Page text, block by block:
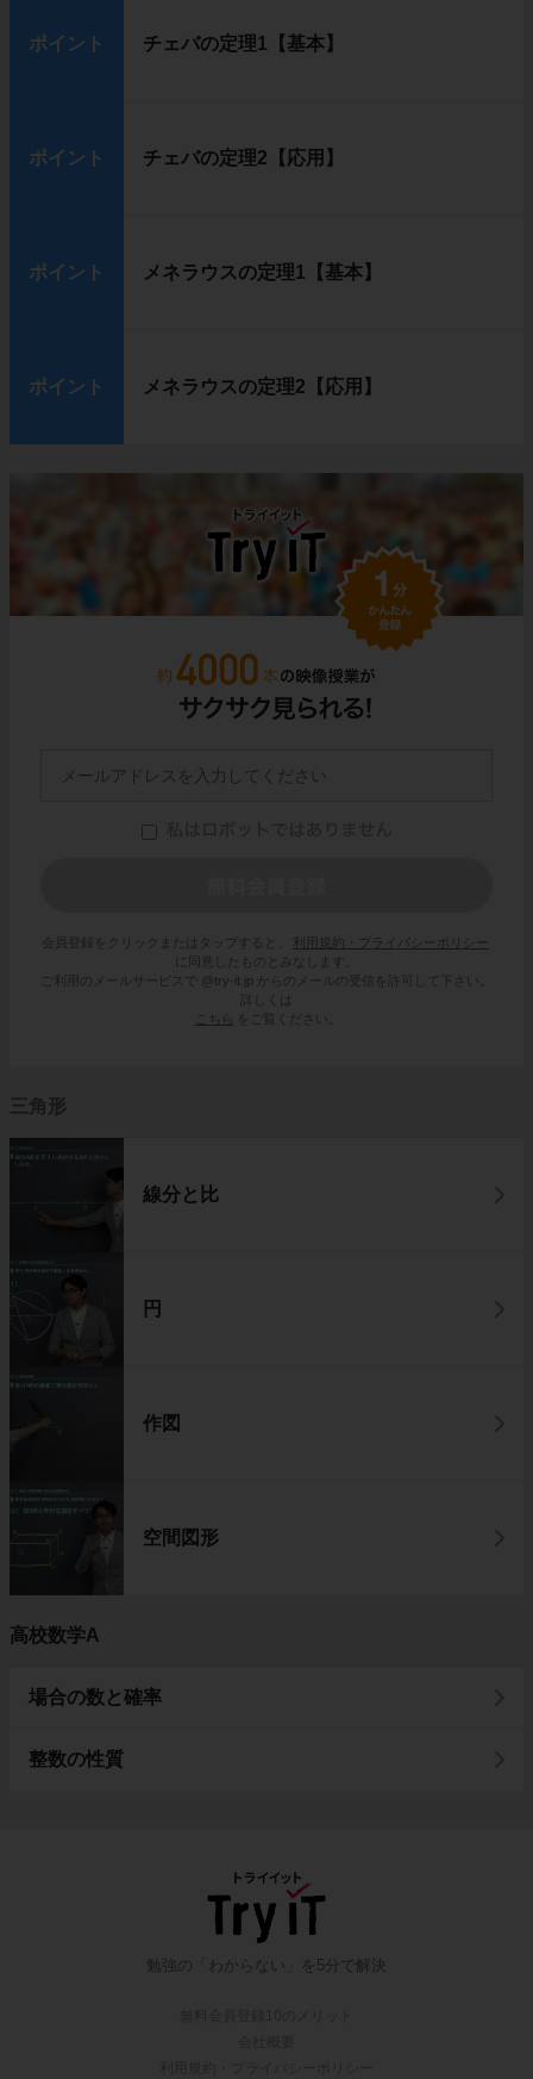
ポイント チェバの定理1【基本】
ポイント チェバの定理2【応用】
ポイント メネラウスの定理1【基本】
ポイント メネラウスの定理2【応用】
会員登録をクリックまたはタップすると、
利用規約・プライバシーポリシー
に同意したものとみなします。
ご利用のメールサービスで @try-it.jp からのメールの受信を許可して下さい。
詳しくは
こちら
をご覧ください。
三角形
線分と比
円
作図
空間図形
高校数学A
場合の数と確率
整数の性質
勉強の「わからない」を5分で解決